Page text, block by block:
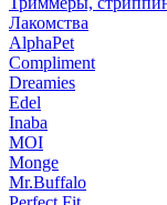
Лакомства
AlphaPet
Compliment
Dreamies
Edel
Inaba
MOI
Monge
Mr.Buffalo